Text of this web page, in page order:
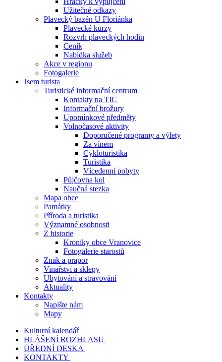
Užitečné odkazy
Plavecký bazén U Floriánka
Plavecké kurzy
Rozvrh plaveckých hodin
Ceník
Nabídka služeb
Akce v regionu
Fotogalerie
Jsem turista
Turistické informační centrum
Kontakty na TIC
Informační brožury
Upomínkové předměty
Volnočasové aktivity
Doporučené programy a výlety
Za vínem
Cykloturistika
Turistika
Vícedenní pobyty
Půjčovna kol
Naučná stezka
Mapa obce
Památky
Příroda a turistika
Významné osobnosti
Z historie
Kroniky obce Vranovice
Fotogalerie starostů
Znak a prapor
Vinařství a sklepy
Ubytování a stravování
Aktuality
Kontakty
Napište nám
Mapy
Kulturní kalendář
HLÁŠENÍ ROZHLASU
ÚŘEDNÍ DESKA
KONTAKTY